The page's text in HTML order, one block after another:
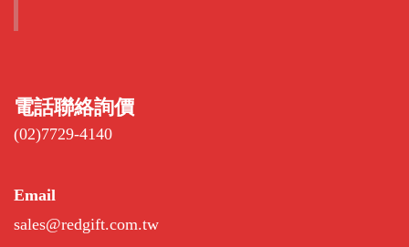
電話聯絡詢價
(02)7729-4140
Email
sales@redgift.com.tw